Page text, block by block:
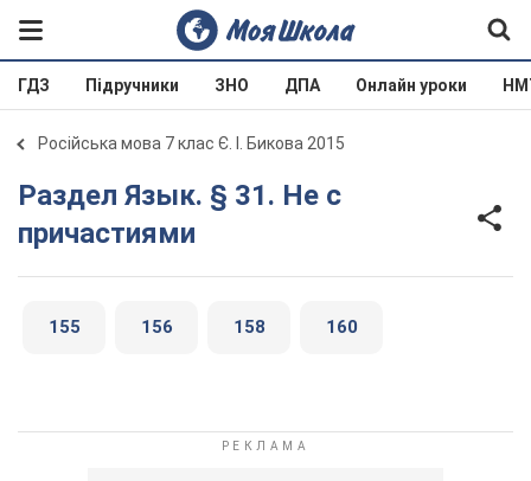
ГДЗ Підручники ЗНО ДПА Онлайн уроки
Російська мова 7 клас Є. І. Бикова 2015
Раздел Язык. § 31. Не с
причастиями
155 156 158 160